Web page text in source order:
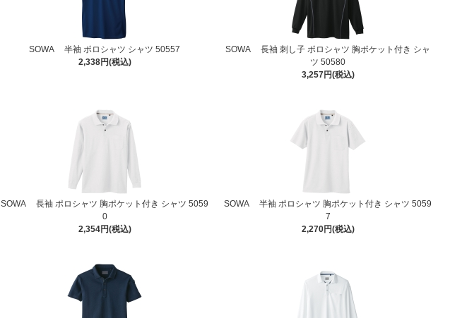
SOWA 半袖 ポロシャツ シャツ 50557
2,338円(税込)
SOWA 長袖 刺し子 ポロシャツ 胸ポケット付き シャ
ツ 50580
3,257円(税込)
SOWA 長袖 ポロシャツ 胸ポケット付き シャツ 5059
0
2,354円(税込)
SOWA 半袖 ポロシャツ 胸ポケット付き シャツ 5059
7
2,270円(税込)